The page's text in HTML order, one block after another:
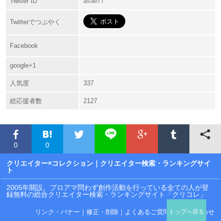
Twitterでつぶやく
Facebook
google+1
人気度 337
総応援者数 2127
0 0
クリエイター×コレクション ｜クリエイター検索・ランキングサイ
ト
2005年開設。プロアマ問わず創作活動を行っている全ての人が登
録無料の総合クリエイター検索・ランキングサイト「クリコレ」
リンク・バナー ｜ 修正・削除 ｜ よくあるご質問 ｜お問い合わせ
トップへ戻る